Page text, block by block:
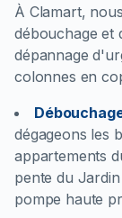
À Clamart,
débouchage et
dépannage
colonnes en
dégageons les
appartements
pente du
pompe haute